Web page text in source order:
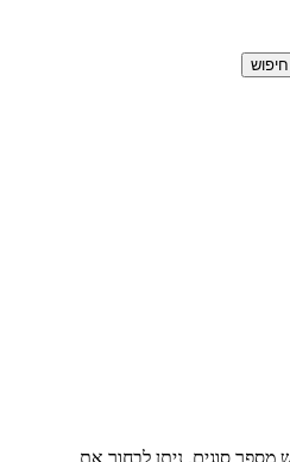
חיפוש
מספר סוגים. ניתן לבחור את